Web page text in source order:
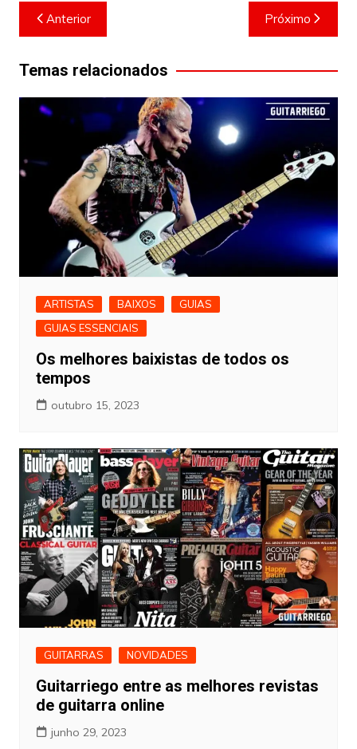
Navegação
de
Post
Anterior Próximo
Temas relacionados
ARTISTAS BAIXOS
GUIAS
GUIAS ESSENCIAIS
Os melhores baixistas de todos os
tempos
outubro 15, 2023
GUITARRAS NOVIDADES
Guitarriego entre as melhores revistas
de guitarra online
junho 29, 2023